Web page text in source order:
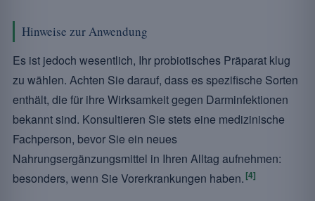
Hinweise zur Anwendung
Es ist jedoch wesentlich, Ihr probiotisches Präparat klug
zu wählen. Achten Sie darauf, dass es spezifische Sorten
enthält, die für ihre Wirksamkeit gegen Darminfektionen
bekannt sind. Konsultieren Sie stets eine medizinische
Fachperson, bevor Sie ein neues
Nahrungsergänzungsmittel in Ihren Alltag aufnehmen:
besonders, wenn Sie Vorerkrankungen haben. [4]